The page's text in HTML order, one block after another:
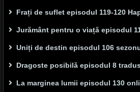
Frați de suflet episodul 119-120
Jurământ pentru o viață episodul
Uniți de destin episodul 106
Dragoste posibilă episodul 8
La marginea lumii episodul 130